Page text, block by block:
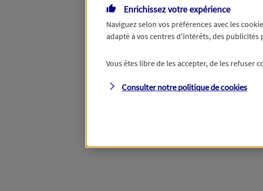
Enrichissez votre expérience
Naviguez selon vos préférences avec les
adapté à vos centres d'intérêts, des
Vous êtes libre de les accepter, de les refuser
Consulter notre politique decookies